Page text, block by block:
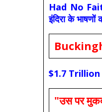
Had No
इंदिरा के भाषणों
$1.7 Trillion
"उस पर